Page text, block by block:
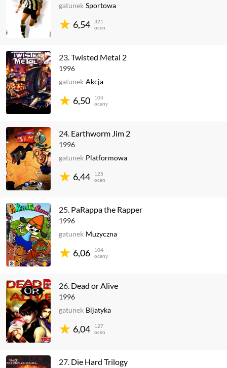
6,54
321
ocen
gatunek Sportowa
23.Twisted Metal 2
1996
6,50
104
oceny
gatunek Akcja
24. Earthworm Jim 2
1996
6,44
125
ocen
gatunek Platformowa
25. PaRappa the Rapper
1996
6,06
104
oceny
gatunek Muzyczna
26. Dead or Alive
1996
6,04
127
ocen
gatunek Bijatyka
27. Die Hard Trilogy